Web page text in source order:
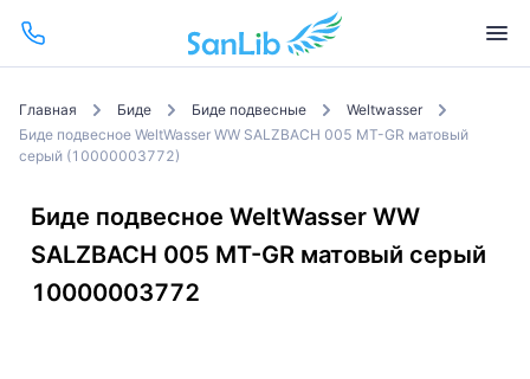
Главная Биде Биде подвесные
Weltwasser
Биде подвесное WeltWasser WW SALZBACH 005 MT-GR матовый
серый (10000003772)
Биде подвесное WeltWasser WW
SALZBACH 005 MT-GR матовый серый
10000003772